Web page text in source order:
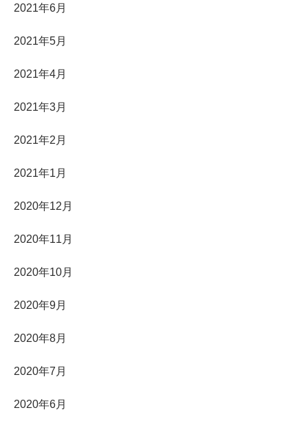
2021年6月
2021年5月
2021年4月
2021年3月
2021年2月
2021年1月
2020年12月
2020年11月
2020年10月
2020年9月
2020年8月
2020年7月
2020年6月